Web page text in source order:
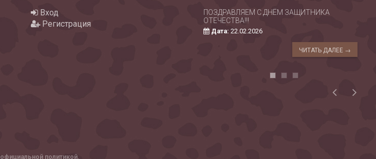
Вход
Регистрация
ПОЗДРАВЛЯЕМ С ДНЁМ ЗАЩИТНИКА
ОТЕЧЕСТВА!!!
Дата: 22.02.2026
ЧИТАТЬ ДАЛЕЕ →
официальной политикой